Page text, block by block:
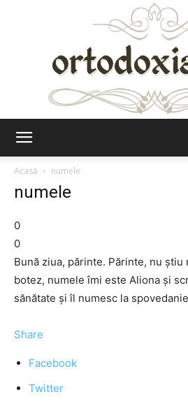
Acasă
numele
numele
0
0
Bună ziua, părinte. Părinte, nu
botez, numele îmi este Aliona şi
sănătate şi îl numesc la
Share
Facebook
Twitter